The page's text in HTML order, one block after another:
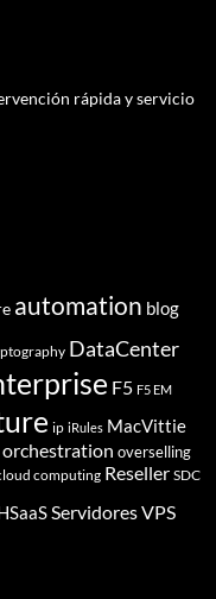
rápida y servicio
automation blog
DataCenter
F5 F5 EM
ip iRules MacVittie
orchestration overselling
computing Reseller SDC
Servidores VPS